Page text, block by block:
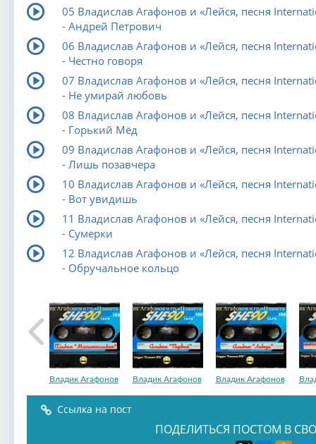
05 Владислав Агафонов и «Лейся, песня
- Андрей Петрович
06 Владислав Агафонов и «Лейся, песня
- Честно говоря
07 Владислав Агафонов и «Лейся, песня
- Не умирай любовь
08 Владислав Агафонов и «Лейся, песня
- Горький Мёд
09 Владислав Агафонов и «Лейся, песня
- Лишь позавчера
10 Владислав Агафонов и «Лейся, песня
- Вот увидишь
11 Владислав Агафонов и «Лейся, песня
- Сумерки
12 Владислав Агафонов и «Лейся, песня
- Обручальное кольцо
Владик Агафонов Владик Агафонов Владик Агафонов
Ссылка на пост
ПОДЕЛИТЬСЯ ПОСТОМ В